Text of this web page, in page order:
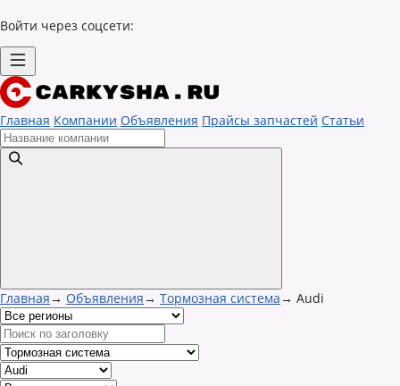
Войти через соцсети:
Главная Компании Объявления Прайсы запчастей Статьи
Главная→ Объявления→ Тормозная система→ Audi